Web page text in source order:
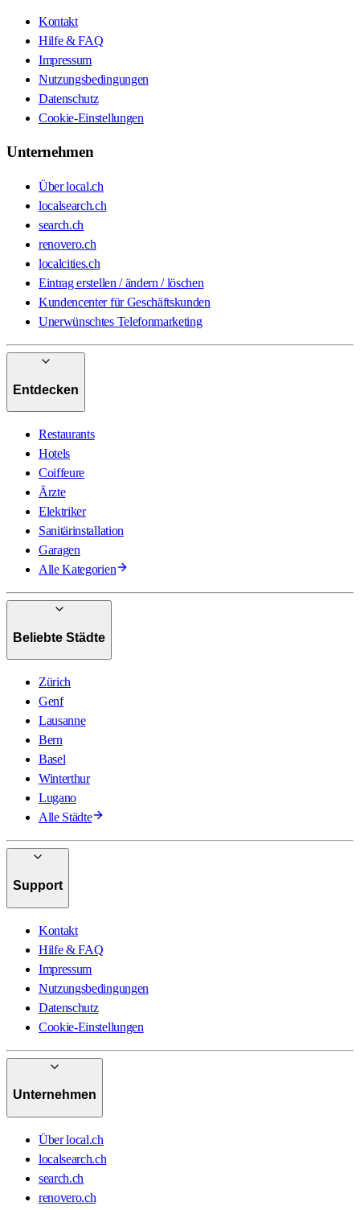
Kontakt
Hilfe & FAQ
Impressum
Nutzungsbedingungen
Datenschutz
Cookie-Einstellungen
Unternehmen
Über local.ch
localsearch.ch
search.ch
renovero.ch
localcities.ch
Eintrag erstellen / ändern / löschen
Kundencenter für Geschäftskunden
Unerwünschtes Telefonmarketing
Entdecken
Restaurants
Hotels
Coiffeure
Ärzte
Elektriker
Sanitärinstallation
Garagen
Alle Kategorien
Beliebte Städte
Zürich
Genf
Lausanne
Bern
Basel
Winterthur
Lugano
Alle Städte
Support
Kontakt
Hilfe & FAQ
Impressum
Nutzungsbedingungen
Datenschutz
Cookie-Einstellungen
Unternehmen
Über local.ch
localsearch.ch
search.ch
renovero.ch